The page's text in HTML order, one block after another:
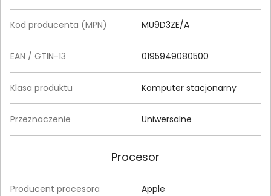
Kod producenta (MPN) MU9D3ZE/A
EAN / GTIN-13 0195949080500
Klasa produktu Komputer stacjonarny
Przeznaczenie Uniwersalne
Procesor
Producent procesora Apple